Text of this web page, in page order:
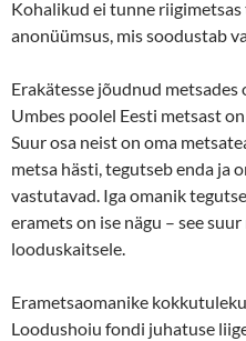
Kohalikud ei tunne
anonüümsus, mis soodustab
Erakätesse jõudnud
Umbes poolel Eesti metsast
Suur osa neist on oma
metsa hästi, tegutseb enda ja
vastutavad. Iga omanik
eramets on ise nägu – see
looduskaitsele.
Erametsaomanike
Loodushoiu fondi juhatuse